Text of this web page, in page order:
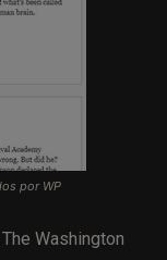
por WP
Washington